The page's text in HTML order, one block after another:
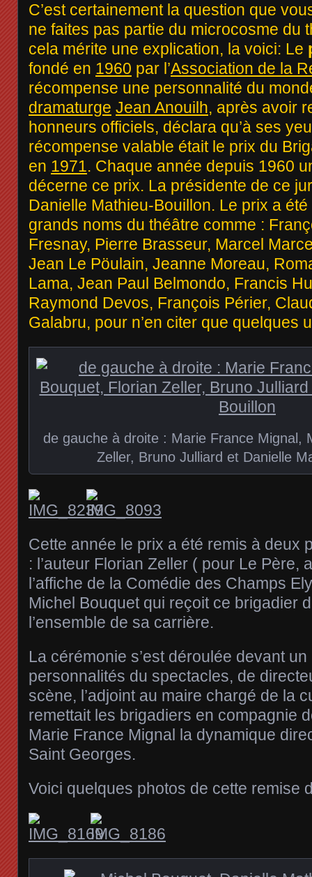
C’est certainement la question que
ne faites pas partie du microcosme du
cela mérite une explication, la voici: Le
fondé en 1960 par l’Association de la
récompense une personnalité du
dramaturge Jean Anouilh, après avoir
honneurs officiels, déclara qu’à ses
récompense valable était le prix du
en 1971. Chaque année depuis 1960
décerne ce prix. La présidente de ce
Danielle Mathieu-Bouillon. Le prix a
grands noms du théâtre comme :
Fresnay, Pierre Brasseur, Marcel
Jean Le Pöulain, Jeanne Moreau,
Lama, Jean Paul Belmondo, Francis
Raymond Devos, François Périer,
Galabru, pour n’en citer que quelques
de gauche à droite : Marie France Mignal,
Zeller, Bruno Julliard et Danielle
Cette année le prix a été remis à deux
: l’auteur Florian Zeller ( pour Le Père,
l’affiche de la Comédie des Champs
Michel Bouquet qui reçoit ce brigadier
l’ensemble de sa carrière.
La cérémonie s’est déroulée devant
personnalités du spectacles, de
scène, l’adjoint au maire chargé de la
remettait les brigadiers en compagnie
Marie France Mignal la dynamique
Saint Georges.
Voici quelques photos de cette remise